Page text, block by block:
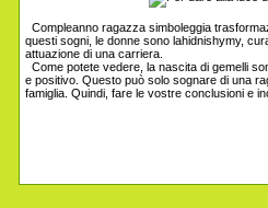
Compleanno ragazza simboleggia
questi sogni, le donne sono lahidnishymy,
attuazione di una carriera.
Come potete vedere, la nascita di gemelli
e positivo. Questo può solo sognare di una
famiglia. Quindi, fare le vostre conclusioni e